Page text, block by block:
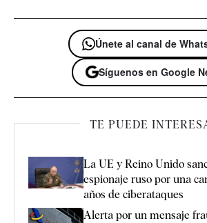
Únete al canal de
Síguenos en Google
TE PUEDE
La UE y Reino Unido
espionaje ruso por una
años de ciberataques
Alerta por un mensaje